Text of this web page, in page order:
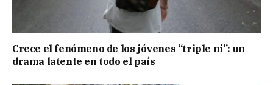
Crece el fenómeno de los jóvenes “triple ni”: un
drama latente en todo el país